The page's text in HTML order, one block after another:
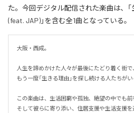
た。今回デジタル配信された楽曲は、
(feat. JAP)」を含む全1曲となっている。
大阪・西成。
人生を諦めかけた人々が最後にたどり着く街で
もう一度「生きる理由」を探し続ける人たちがい
この楽曲は、生活困窮や孤独、絶望の中でも前
そして彼らに寄り添い、住居支援や生活支援